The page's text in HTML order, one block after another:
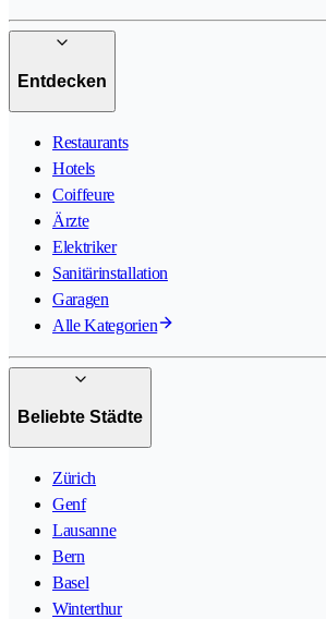
Entdecken
Restaurants
Hotels
Coiffeure
Ärzte
Elektriker
Sanitärinstallation
Garagen
Alle Kategorien
Beliebte Städte
Zürich
Genf
Lausanne
Bern
Basel
Winterthur